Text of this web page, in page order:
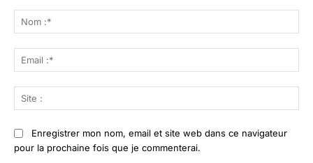
:*
:*
:
Enregistrer mon nom, email et site web dans ce navigateur
pour la prochaine fois que je commenterai.